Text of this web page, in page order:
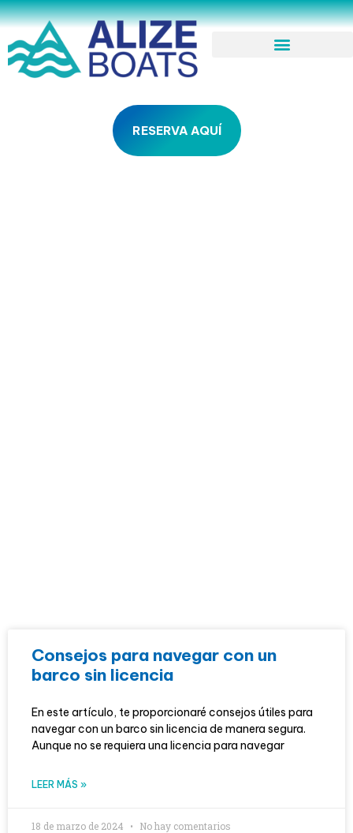
RESERVA AQUÍ
Consejos para navegar con un
barco sin licencia
En este artículo, te proporcionaré consejos útiles para
navegar con un barco sin licencia de manera segura.
Aunque no se requiera una licencia para navegar
LEER MÁS »
18 de marzo de 2024 No hay comentarios